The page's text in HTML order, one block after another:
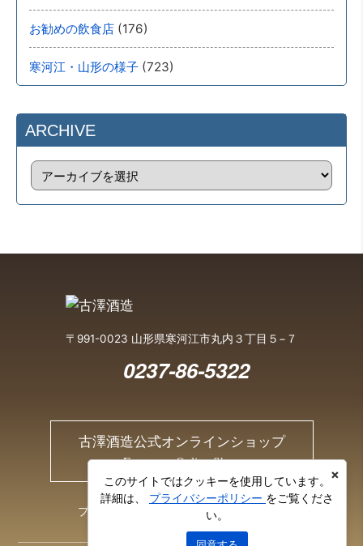
お勧めの飲食店 (176)
寒河江・山形の様子 (723)
ARCHIVE
〒991-0023 山形県寒河江市丸内３丁目５−７
0237-86-5322
古澤酒造公式オンラインショップ
Furusawa Online Shop
プライバシーポリシー
このサイトではクッキーを使用しています。
詳細は、 プライバシーポリシー をご覧くださ
い。
×